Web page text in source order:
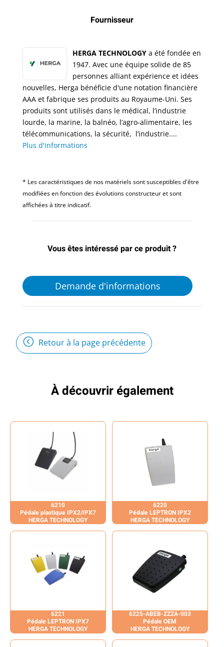
Fournisseur
HERGA TECHNOLOGY a été fondée en
1947. Avec une équipe solide de 85
personnes alliant expérience et idées
nouvelles, Herga bénéficie d'une notation financière
AAA et fabrique ses produits au Royaume-Uni. Ses
produits sont utilisés dans le médical, l’industrie
lourde, la marine, la balnéo, l’agro-alimentaire, les
télécommunications, la sécurité, l’industrie....
Plus d'informations
* Les caractéristiques de nos matériels sont susceptibles d'être
modifiées en fonction des évolutions constructeur et sont
affichées à titre indicatif.
Vous êtes intéressé par ce produit ?
Demande d'informations
Retour à la page précédente
À découvrir également
6210
Pédale plastique IPX2/IPX7
HERGA TECHNOLOGY
6220
Pédale LEPTRON IPX2
HERGA TECHNOLOGY
6221
Pédale LEPTRON IPX7
HERGA TECHNOLOGY
6225-ABEB-ZZZA-003
Pédale OEM
HERGA TECHNOLOGY